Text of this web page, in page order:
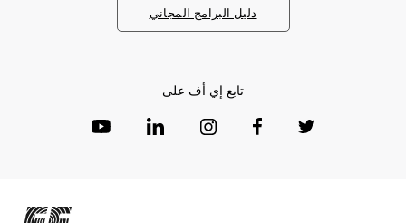
دليل البرامج المجاني
تابع إي أف على